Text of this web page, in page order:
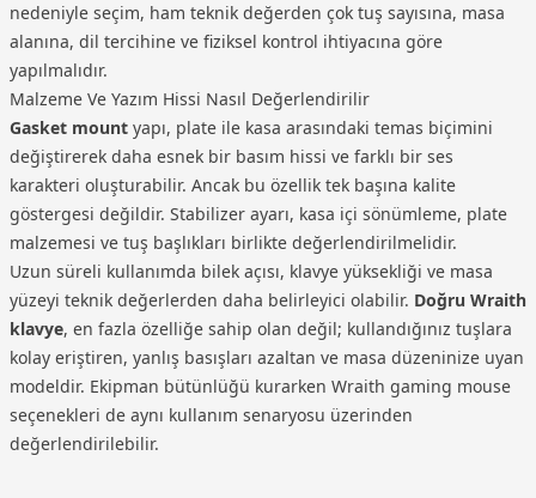
nedeniyle seçim, ham teknik değerden çok tuş sayısına, masa
alanına, dil tercihine ve fiziksel kontrol ihtiyacına göre
yapılmalıdır.
Malzeme Ve Yazım Hissi Nasıl Değerlendirilir
Gasket mount yapı, plate ile kasa arasındaki temas biçimini
değiştirerek daha esnek bir basım hissi ve farklı bir ses
karakteri oluşturabilir. Ancak bu özellik tek başına kalite
göstergesi değildir. Stabilizer ayarı, kasa içi sönümleme, plate
malzemesi ve tuş başlıkları birlikte değerlendirilmelidir.
Uzun süreli kullanımda bilek açısı, klavye yüksekliği ve masa
yüzeyi teknik değerlerden daha belirleyici olabilir. Doğru Wraith
klavye, en fazla özelliğe sahip olan değil; kullandığınız tuşlara
kolay eriştiren, yanlış basışları azaltan ve masa düzeninize uyan
modeldir. Ekipman bütünlüğü kurarken Wraith gaming mouse
seçenekleri de aynı kullanım senaryosu üzerinden
değerlendirilebilir.